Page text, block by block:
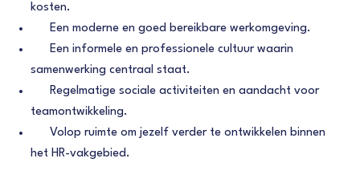
kosten.
Een moderne en goed bereikbare werkomgeving.
Een informele en professionele cultuur waarin
samenwerking centraal staat.
Regelmatige sociale activiteiten en aandacht voor
teamontwikkeling.
Volop ruimte om jezelf verder te ontwikkelen binnen
het HR-vakgebied.